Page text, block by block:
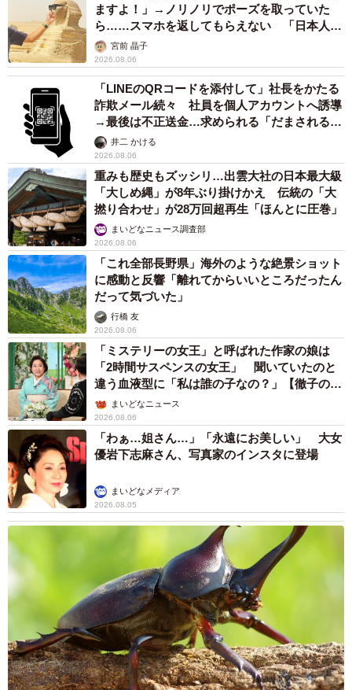
ますよ！」→ノリノリでポーズを取っていた
ら……スマホを返してもらえない 「日本人は
カモ代表かも」「私は6時間で3万円払った」
宮前 晶子
2026.08.06
「LINEのQRコードを添付して」社長をかたる
詐欺メール続々 社員を個人アカウントへ誘導
→最後は不正送金…求められる「だまされる前
提」の対策
井二 かける
2026.08.06
重みも歴史もズッシリ…出雲大社の日本最大級
「大しめ縄」が8年ぶり掛けかえ 伝統の「大
撚り合わせ」が28万回超再生「ほんとに圧巻」
まいどなニュース調査部
2026.08.06
「これ全部長野県」海外のような絶景ショット
に感動と反響「離れてからいいところだったん
だって気づいた」
行橋 友
2026.08.06
「ミステリーの女王」と呼ばれた作家の娘は
「2時間サスペンスの女王」 聞いていたのと
違う血液型に「私は誰の子なの？」【徹子の部
屋】まいどなニュース
2026.08.06
「わぁ…姐さん…」「永遠にお美しい」 大女
優岩下志麻さん、写真家のインスタに登場
まいどなメディア
2026.08.05